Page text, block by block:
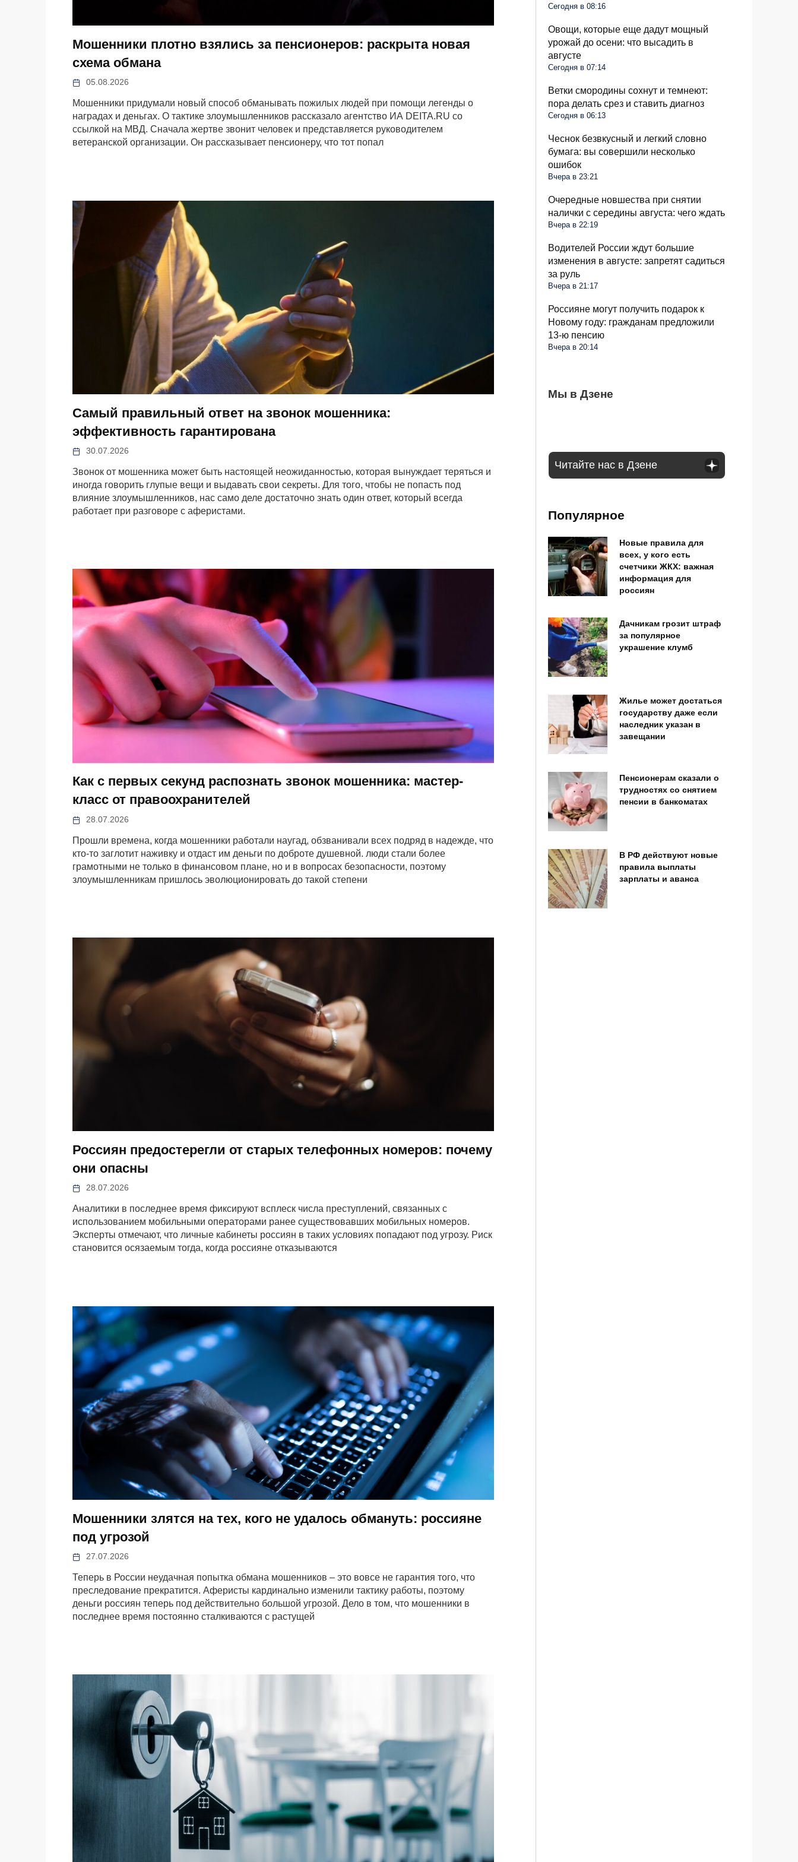
Мошенники плотно взялись за пенсионеров: раскрыта новая
схема обмана
05.08.2026
Мошенники придумали новый способ обманывать пожилых людей при помощи легенды о
наградах и деньгах. О тактике злоумышленников рассказало агентство ИА DEITA.RU со
ссылкой на МВД. Сначала жертве звонит человек и представляется руководителем
ветеранской организации. Он рассказывает пенсионеру, что тот попал
Самый правильный ответ на звонок мошенника:
эффективность гарантирована
30.07.2026
Звонок от мошенника может быть настоящей неожиданностью, которая вынуждает теряться и
иногда говорить глупые вещи и выдавать свои секреты. Для того, чтобы не попасть под
влияние злоумышленников, нас само деле достаточно знать один ответ, который всегда
работает при разговоре с аферистами.
Как с первых секунд распознать звонок мошенника: мастер-
класс от правоохранителей
28.07.2026
Прошли времена, когда мошенники работали наугад, обзванивали всех подряд в надежде, что
кто-то заглотит наживку и отдаст им деньги по доброте душевной. люди стали более
грамотными не только в финансовом плане, но и в вопросах безопасности, поэтому
злоумышленникам пришлось эволюционировать до такой степени
Россиян предостерегли от старых телефонных номеров: почему
они опасны
28.07.2026
Аналитики в последнее время фиксируют всплеск числа преступлений, связанных с
использованием мобильными операторами ранее существовавших мобильных номеров.
Эксперты отмечают, что личные кабинеты россиян в таких условиях попадают под угрозу. Риск
становится осязаемым тогда, когда россияне отказываются
Мошенники злятся на тех, кого не удалось обмануть: россияне
под угрозой
27.07.2026
Теперь в России неудачная попытка обмана мошенников – это вовсе не гарантия того, что
преследование прекратится. Аферисты кардинально изменили тактику работы, поэтому
деньги россиян теперь под действительно большой угрозой. Дело в том, что мошенники в
последнее время постоянно сталкиваются с растущей
Сегодня в 08:16
Овощи, которые еще дадут мощный
урожай до осени: что высадить в
августе
Сегодня в 07:14
Ветки смородины сохнут и темнеют:
пора делать срез и ставить диагноз
Сегодня в 06:13
Чеснок безвкусный и легкий словно
бумага: вы совершили несколько
ошибок
Вчера в 23:21
Очередные новшества при снятии
налички с середины августа: чего ждать
Вчера в 22:19
Водителей России ждут большие
изменения в августе: запретят садиться
за руль
Вчера в 21:17
Россияне могут получить подарок к
Новому году: гражданам предложили
13-ю пенсию
Вчера в 20:14
Мы в Дзене
Капустные кочаны рыхлые и не хотят
формироваться: идем в магазин за
Весь лук сгнил через месяц после уборки:
Грядки в августе пустеют, но
Читайте нас в Дзене
Популярное
Новые правила для
всех, у кого есть
счетчики ЖКХ: важная
информация для
россиян
Дачникам грозит штраф
за популярное
украшение клумб
Жилье может достаться
государству даже если
наследник указан в
завещании
Пенсионерам сказали о
трудностях со снятием
пенсии в банкоматах
В РФ действуют новые
правила выплаты
зарплаты и аванса